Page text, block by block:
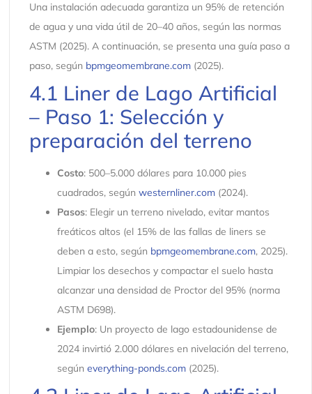
Una instalación adecuada garantiza un 95% de retención
de agua y una vida útil de 20–40 años, según las normas
ASTM (2025). A continuación, se presenta una guía paso a
paso, según bpmgeomembrane.com(2025).
4.1 Liner de Lago Artificial
– Paso 1: Selección y
preparación del terreno
Costo: 500–5.000 dólares para 10.000 pies
cuadrados, según westernliner.com(2024).
Pasos: Elegir un terreno nivelado, evitar mantos
freáticos altos (el 15% de las fallas de liners se
deben a esto, según bpmgeomembrane.com, 2025).
Limpiar los desechos y compactar el suelo hasta
alcanzar una densidad de Proctor del 95% (norma
ASTM D698).
Ejemplo: Un proyecto de lago estadounidense de
2024 invirtió 2.000 dólares en nivelación del terreno,
según everything-ponds.com(2025).